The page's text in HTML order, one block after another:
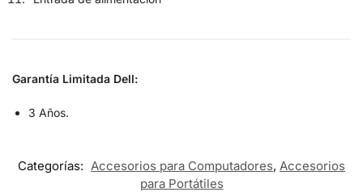
Garantía Limitada Dell:
3 Años.
Categorías: Accesorios para Computadores, Accesorios
para Portátiles